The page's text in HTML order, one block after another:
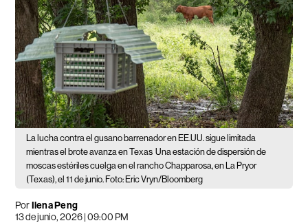
La lucha contra el gusano barrenador en EE.UU. sigue limitada
mientras el brote avanza en Texas Una estación de dispersión de
moscas estériles cuelga en el rancho Chapparosa, en La Pryor
(Texas), el 11 de junio. Foto: Eric Vryn/Bloomberg
PorIlena Peng
13 de junio, 2026 | 09:00 PM